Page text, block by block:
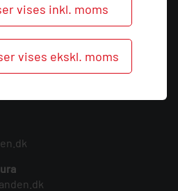
vises inkl. moms
vises ekskl. moms